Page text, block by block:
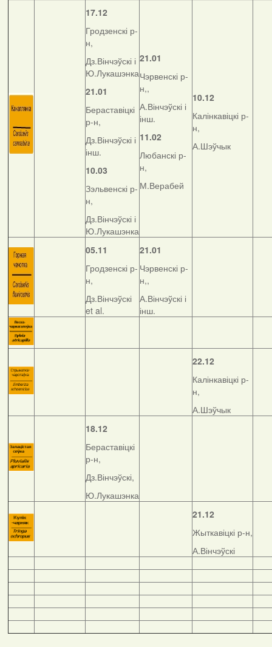
17.12
Гродзенскі р-
н,
Дз.Вінчэўскі і
Ю.Лукашэнка
21.01
Бераставіцкі
р-н,
Дз.Вінчэўскі і
інш.
10.03
Зэльвенскі р-
н,
Дз.Вінчэўскі і
Ю.Лукашэнка
21.01
Чэрвенскі р-
н,,
А.Вінчэўскі і
інш.
11.02
Любанскі р-
н,
М.Верабей
10.12
Калінкавіцкі р-
н,
А.Шэўчык
05.11
Гродзенскі р-
н,
Дз.Вінчэўскі
et al.
21.01
Чэрвенскі р-
н,,
А.Вінчэўскі і
інш.
22.12
Калінкавіцкі р-
н,
А.Шэўчык
18.12
Бераставіцкі
р-н,
Дз.Вінчэўскі,
Ю.Лукашэнка
21.12
Жыткавіцкі р-н,
А.Вінчэўскі